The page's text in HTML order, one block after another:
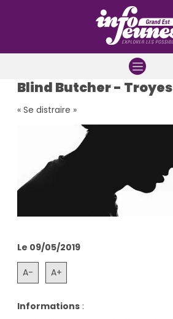
Blind Butcher - Troyes
« Se distraire »
Le 09/05/2019
A- A+
Informations :